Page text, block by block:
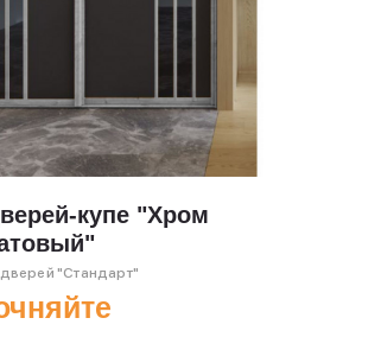
купе "Хром
"Стандарт"